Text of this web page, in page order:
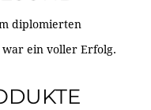
diplomierten
war ein voller Erfolg.